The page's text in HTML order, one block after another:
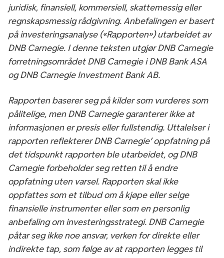
juridisk, finansiell, kommersiell, skattemessig eller
regnskapsmessig rådgivning. Anbefalingen er basert
på investeringsanalyse («Rapporten») utarbeidet av
DNB Carnegie. I denne teksten utgjør DNB Carnegie
forretningsområdet DNB Carnegie i DNB Bank ASA
og DNB Carnegie Investment Bank AB.
Rapporten baserer seg på kilder som vurderes som
pålitelige, men DNB Carnegie garanterer ikke at
informasjonen er presis eller fullstendig. Uttalelser i
rapporten reflekterer DNB Carnegie’ oppfatning på
det tidspunkt rapporten ble utarbeidet, og DNB
Carnegie forbeholder seg retten til å endre
oppfatning uten varsel. Rapporten skal ikke
oppfattes som et tilbud om å kjøpe eller selge
finansielle instrumenter eller som en personlig
anbefaling om investeringsstrategi. DNB Carnegie
påtar seg ikke noe ansvar, verken for direkte eller
indirekte tap, som følge av at rapporten legges til